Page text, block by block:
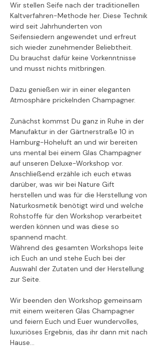
Wir stellen Seife nach der traditionellen
Kaltverfahren-Methode her. Diese Technik
wird seit Jahrhunderten von
Seifensiedern angewendet und erfreut
sich wieder zunehmender Beliebtheit.
Du brauchst dafür keine Vorkenntnisse
und musst nichts mitbringen.
Dazu genießen wir in einer eleganten
Atmosphäre prickelnden Champagner.
Zunächst kommst Du ganz in Ruhe in der
Manufaktur in der Gärtnerstraße 10 in
Hamburg-Hoheluft an und wir bereiten
uns mental bei einem Glas Champagner
auf unseren Deluxe-Workshop vor.
Anschließend erzähle ich euch etwas
darüber, was wir bei Nature Gift
herstellen und was für die Herstellung von
Naturkosmetik benötigt wird und welche
Rohstoffe für den Workshop verarbeitet
werden können und was diese so
spannend macht.
Während des gesamten Workshops leite
ich Euch an und stehe Euch bei der
Auswahl der Zutaten und der Herstellung
zur Seite.
Wir beenden den Workshop gemeinsam
mit einem weiteren Glas Champagner
und feiern Euch und Euer wundervolles,
luxuriöses Ergebnis, das ihr dann mit nach
Hause…